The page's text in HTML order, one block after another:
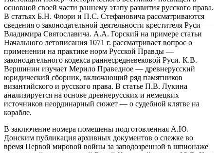
основной своей части раннему этапу развития русского права.
В статьях Б.Н. Флори и П.С. Стефановича рассматриваются
сведения о законодательной деятельности крестителя Руси —
Владимира Святославича. А.А. Горский на примере статьи
Начального летописания 1071 г. рассматривает вопрос о
применении на практике норм Русской Правды —
законодательного кодекса раннесредневековой Руси. К.В.
Вершинин изучает Мерило Праведное — древнерусский
юридический сборник, включающий ряд памятников
византийского и русского права. В статье П.В. Лукина
анализируется на основе древнерусских и немецких
источников неординарный сюжет — о судебной клятве на
корабле.
В заключение номера помещены подготовленная А.Ю.
Донским публикация архивных документов о слежке во
время Первой мировой войны за заподозренной в шпионаже